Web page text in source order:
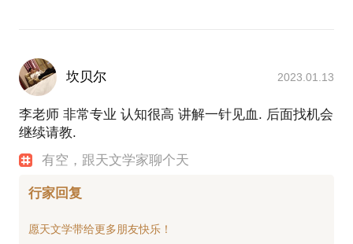
坎贝尔 2023.01.13
李老师 非常专业 认知很高 讲解一针见血. 后面找机会
继续请教.
有空，跟天文学家聊个天
行家回复